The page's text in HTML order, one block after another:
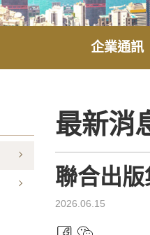
企業通訊
最新消
聯合出版
2026.06.15